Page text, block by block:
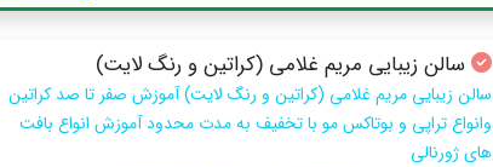
سالن زیبایی مریم غلامی (کراتین و رنگ لایت)
سالن زیبایی مریم غلامی (کراتین و رنگ لایت) آموزش صفر تا صد كراتين
وانواع تراپي و بوتاكس مو با تخفيف به مدت محدود آموزش انواع بافت
هاي ژورنالي